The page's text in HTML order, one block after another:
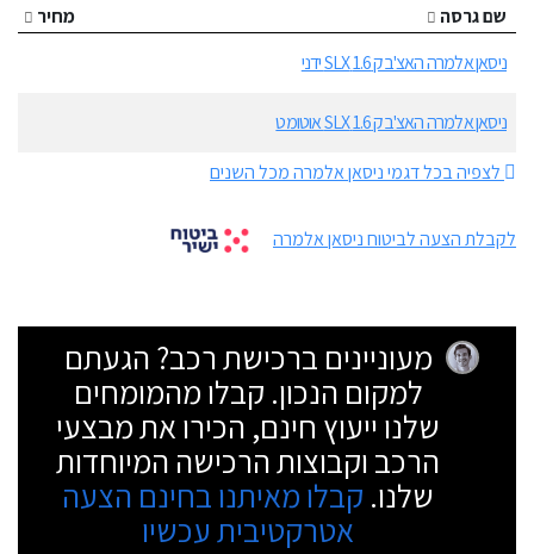
שם גרסה
מחיר
ניסאן אלמרה האצ'בק 1.6 SLX ידני
ניסאן אלמרה האצ'בק 1.6 SLX אוטומט
לצפיה בכל דגמי ניסאן אלמרה מכל השנים
לקבלת הצעה לביטוח ניסאן אלמרה
מעוניינים ברכישת רכב? הגעתם
למקום הנכון. קבלו מהמומחים
שלנו ייעוץ חינם, הכירו את מבצעי
הרכב וקבוצות הרכישה המיוחדות
שלנו. קבלו מאיתנו בחינם הצעה
אטרקטיבית עכשיו